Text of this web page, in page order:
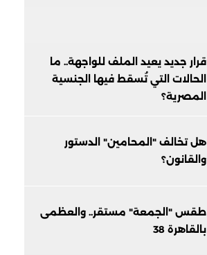
قرار جديد يعيد الملف للواجهة.. ما
الحالات التي تُسقط فيها الجنسية
المصرية؟
هل تخالف "المحامين" الدستور
والقانون؟
طقس "الجمعة" مستقر.. والعظمى
بالقاهرة 38